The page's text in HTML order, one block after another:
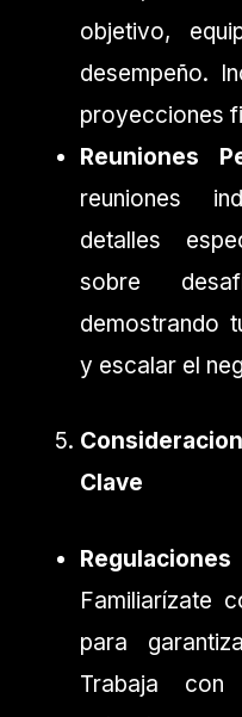
objetivo,
desempeño.
proyecciones
Reuniones
reuniones
detalles
sobre
demostrando
y escalar el
Clave
Familiarízate
para
Trabaja con